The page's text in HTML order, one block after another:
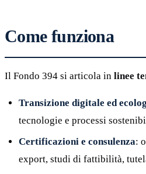
Come funziona
Il Fondo 394 si articola in linee
Transizione digitale ed
tecnologie e processi
Certificazioni e consulenza:
export, studi di fattibilità,